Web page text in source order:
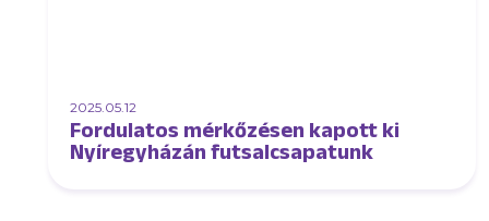
2025.05.12
Fordulatos mérkőzésen kapott ki
Nyíregyházán futsalcsapatunk